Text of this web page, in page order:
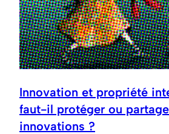
Innovation et propriété
faut-il protéger ou
innovations ?